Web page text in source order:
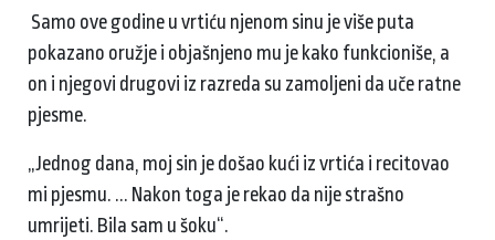
Samo ove godine u vrtiću njenom sinu je više puta
pokazano oružje i objašnjeno mu je kako funkcioniše, a
on i njegovi drugovi iz razreda su zamoljeni da uče ratne
pjesme.
„Jednog dana, moj sin je došao kući iz vrtića i recitovao
mi pjesmu. ... Nakon toga je rekao da nije strašno
umrijeti. Bila sam u šoku“.